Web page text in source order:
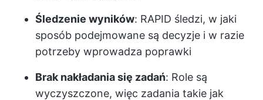
Śledzenie wyników: RAPID śledzi, w jaki
sposób podejmowane są decyzje i w razie
potrzeby wprowadza poprawki
Brak nakładania się zadań: Role są
wyczyszczone, więc zadania takie jak